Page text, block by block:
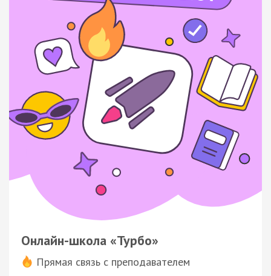
Онлайн-школа «Турбо»
Прямая связь с преподавателем